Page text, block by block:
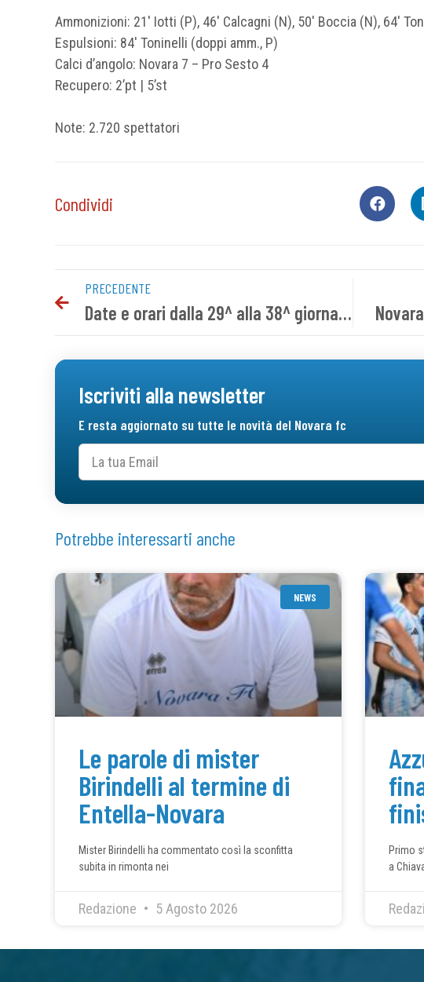
Ammonizioni: 21′ Iotti (P), 46′ Calcagni (N), 50′ Boccia (N), 64′
Espulsioni: 84′ Toninelli (doppi amm., P)
Calci d’angolo: Novara 7 – Pro Sesto 4
Recupero: 2’pt | 5’st
Note: 2.720 spettatori
Condividi
PRECEDENTE
Date e orari dalla 29^ alla 38^ giornata
Iscriviti alla newsletter
E resta aggiornato su tutte le novità del Novara fc
Potrebbe interessarti anche
NEWS
Le parole di mister
Birindelli al termine di
Entella-Novara
Mister Birindelli ha commentato così la sconfitta
subita in rimonta nei
Redazione 5 Agosto 2026
Primo
a